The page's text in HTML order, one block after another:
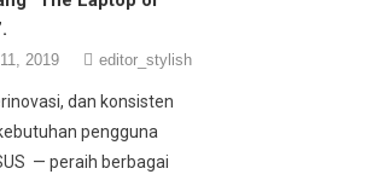
2019 editor_stylish
dan konsisten
pengguna
— peraih berbagai